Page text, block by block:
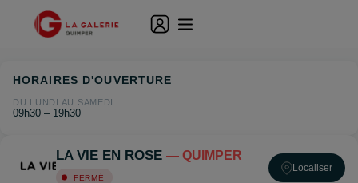
LA VIE EN ROSE — QUIMPER
FERMÉ
Localiser
HORAIRES D'OUVERTURE
DU LUNDI AU SAMEDI
09h30 – 19h30